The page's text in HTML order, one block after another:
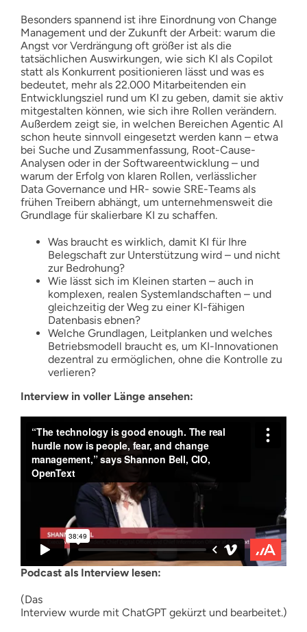
Besonders spannend ist ihre Einordnung von Change
Management und der Zukunft der Arbeit: warum die
Angst vor Verdrängung oft größer ist als die
tatsächlichen Auswirkungen, wie sich KI als Copilot
statt als Konkurrent positionieren lässt und was es
bedeutet, mehr als 22.000 Mitarbeitenden ein
Entwicklungsziel rund um KI zu geben, damit sie aktiv
mitgestalten können, wie sich ihre Rollen verändern.
Außerdem zeigt sie, in welchen Bereichen Agentic AI
schon heute sinnvoll eingesetzt werden kann – etwa
bei Suche und Zusammenfassung, Root-Cause-
Analysen oder in der Softwareentwicklung – und
warum der Erfolg von klaren Rollen, verlässlicher
Data Governance und HR- sowie SRE-Teams als
frühen Treibern abhängt, um unternehmensweit die
Grundlage für skalierbare KI zu schaffen.
Was braucht es wirklich, damit KI für Ihre
Belegschaft zur Unterstützung wird – und nicht
zur Bedrohung?
Wie lässt sich im Kleinen starten – auch in
komplexen, realen Systemlandschaften – und
gleichzeitig der Weg zu einer KI-fähigen
Datenbasis ebnen?
Welche Grundlagen, Leitplanken und welches
Betriebsmodell braucht es, um KI-Innovationen
dezentral zu ermöglichen, ohne die Kontrolle zu
verlieren?
Interview in voller Länge ansehen:
Podcast als Interview lesen:
(Das
Interview wurde mit ChatGPT gekürzt und bearbeitet.)